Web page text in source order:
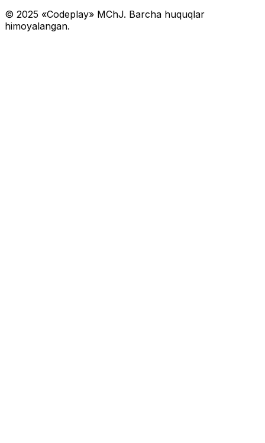
© 2025 «Codeplay» MChJ. Barcha huquqlar
himoyalangan.